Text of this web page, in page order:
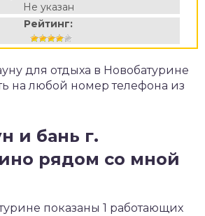
Не указан
Рейтинг:
для отдыха в Новобатурине
на любой номер телефона из
и бань г.
рядом со мной
показаны 1 работающих